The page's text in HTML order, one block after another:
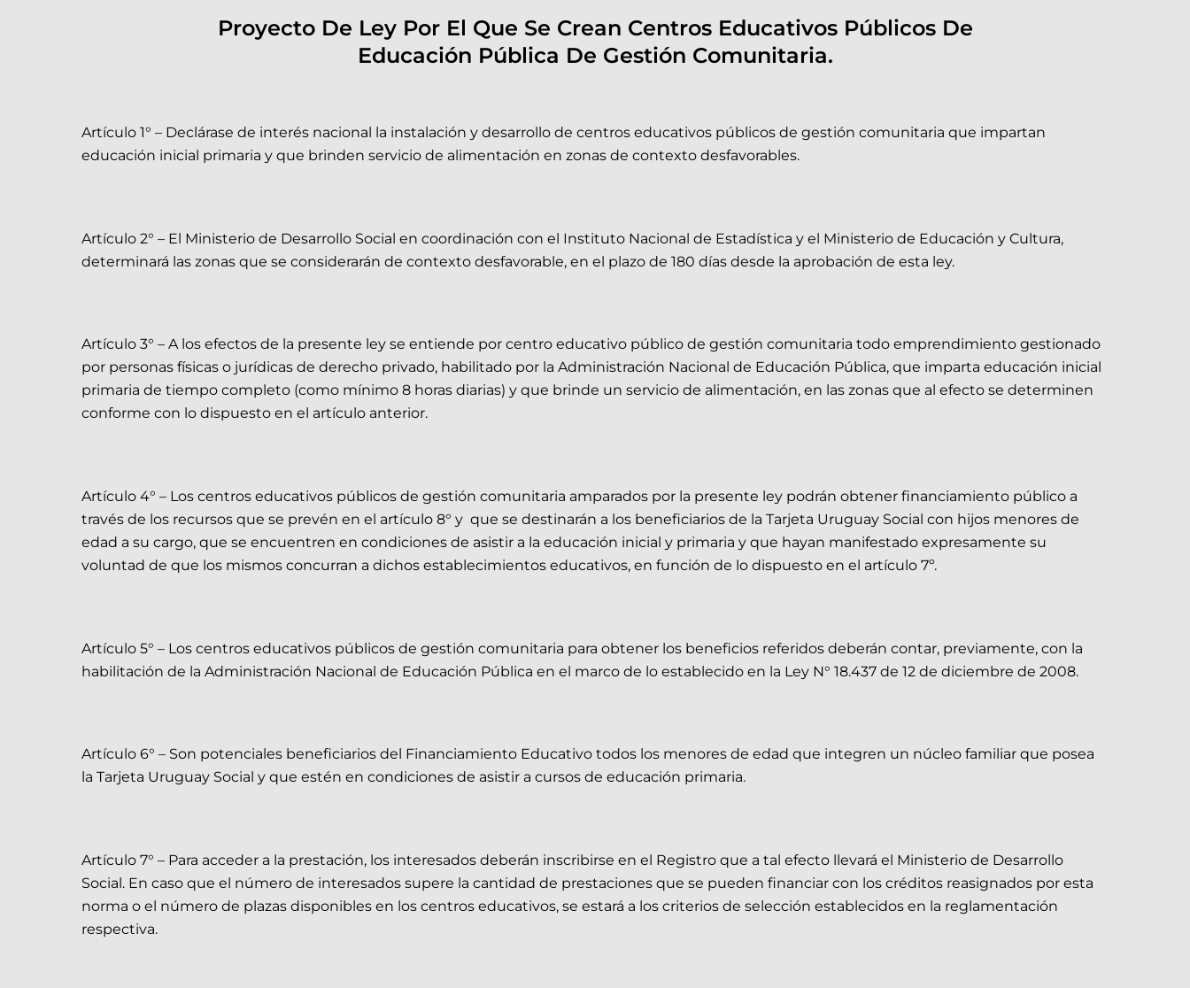
Proyecto De Ley Por El Que Se Crean Centros Educativos Públicos De
Educación Pública De Gestión Comunitaria.
Artículo 1° – Declárase de interés nacional la instalación y desarrollo de centros educativos públicos de gestión comunitaria que impartan
educación inicial primaria y que brinden servicio de alimentación en zonas de contexto desfavorables.
Artículo 2° – El Ministerio de Desarrollo Social en coordinación con el Instituto Nacional de Estadística y el Ministerio de Educación y Cultura,
determinará las zonas que se considerarán de contexto desfavorable, en el plazo de 180 días desde la aprobación de esta ley.
Artículo 3° – A los efectos de la presente ley se entiende por centro educativo público de gestión comunitaria todo emprendimiento gestionado
por personas físicas o jurídicas de derecho privado, habilitado por la Administración Nacional de Educación Pública, que imparta educación inicial
primaria de tiempo completo (como mínimo 8 horas diarias) y que brinde un servicio de alimentación, en las zonas que al efecto se determinen
conforme con lo dispuesto en el artículo anterior.
Artículo 4° – Los centros educativos públicos de gestión comunitaria amparados por la presente ley podrán obtener financiamiento público a
través de los recursos que se prevén en el artículo 8° y que se destinarán a los beneficiarios de la Tarjeta Uruguay Social con hijos menores de
edad a su cargo, que se encuentren en condiciones de asistir a la educación inicial y primaria y que hayan manifestado expresamente su
voluntad de que los mismos concurran a dichos establecimientos educativos, en función de lo dispuesto en el artículo 7º.
Artículo 5° – Los centros educativos públicos de gestión comunitaria para obtener los beneficios referidos deberán contar, previamente, con la
habilitación de la Administración Nacional de Educación Pública en el marco de lo establecido en la Ley N° 18.437 de 12 de diciembre de 2008.
Artículo 6° – Son potenciales beneficiarios del Financiamiento Educativo todos los menores de edad que integren un núcleo familiar que posea
la Tarjeta Uruguay Social y que estén en condiciones de asistir a cursos de educación primaria.
Artículo 7° – Para acceder a la prestación, los interesados deberán inscribirse en el Registro que a tal efecto llevará el Ministerio de Desarrollo
Social. En caso que el número de interesados supere la cantidad de prestaciones que se pueden financiar con los créditos reasignados por esta
norma o el número de plazas disponibles en los centros educativos, se estará a los criterios de selección establecidos en la reglamentación
respectiva.